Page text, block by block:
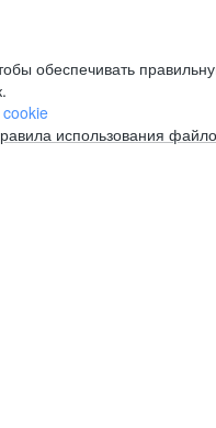
обеспечивать
использования